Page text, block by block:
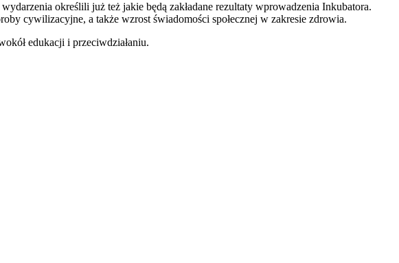
określili już też jakie będą zakładane rezultaty wprowadzenia Inkubatora.
cywilizacyjne, a także wzrost świadomości społecznej w zakresie zdrowia.
edukacji i przeciwdziałaniu.